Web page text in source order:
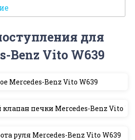
для
Benz Vito W639
Mercedes-Benz Vito W639
печки Mercedes-Benz Vito
руля Mercedes-Benz Vito W639